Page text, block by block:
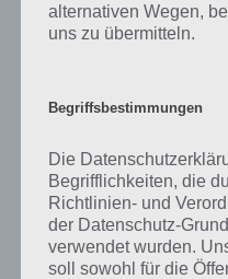
Falls du dir noch kein Bild zu
empfehlen wir euch
alternativen Wegen,
uns zu übermitteln.
Begriffsbestimmungen
Die
Begrifflichkeiten, die
Richtlinien- und
der Datenschutz-
verwendet wurden.
soll sowohl für die